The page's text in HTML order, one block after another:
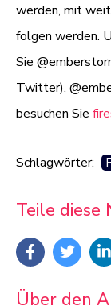
werden, mit
folgen werden.
Sie
Twitter),
besuchen Sie
Schlagwörter:
Teile diese
Über den